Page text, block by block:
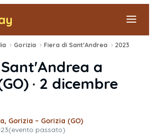
› Gorizia › Fiera di Sant'Andrea › 2023
a
GO) · 2 dicembre
Gorizia – Gorizia (GO)
(evento passato)